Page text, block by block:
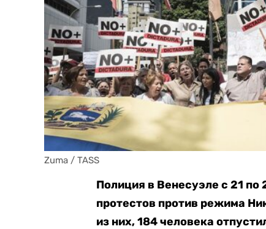
Zuma / TASS
Полиция в Венесуэле с 21
протестов против режима
из них, 184 человека